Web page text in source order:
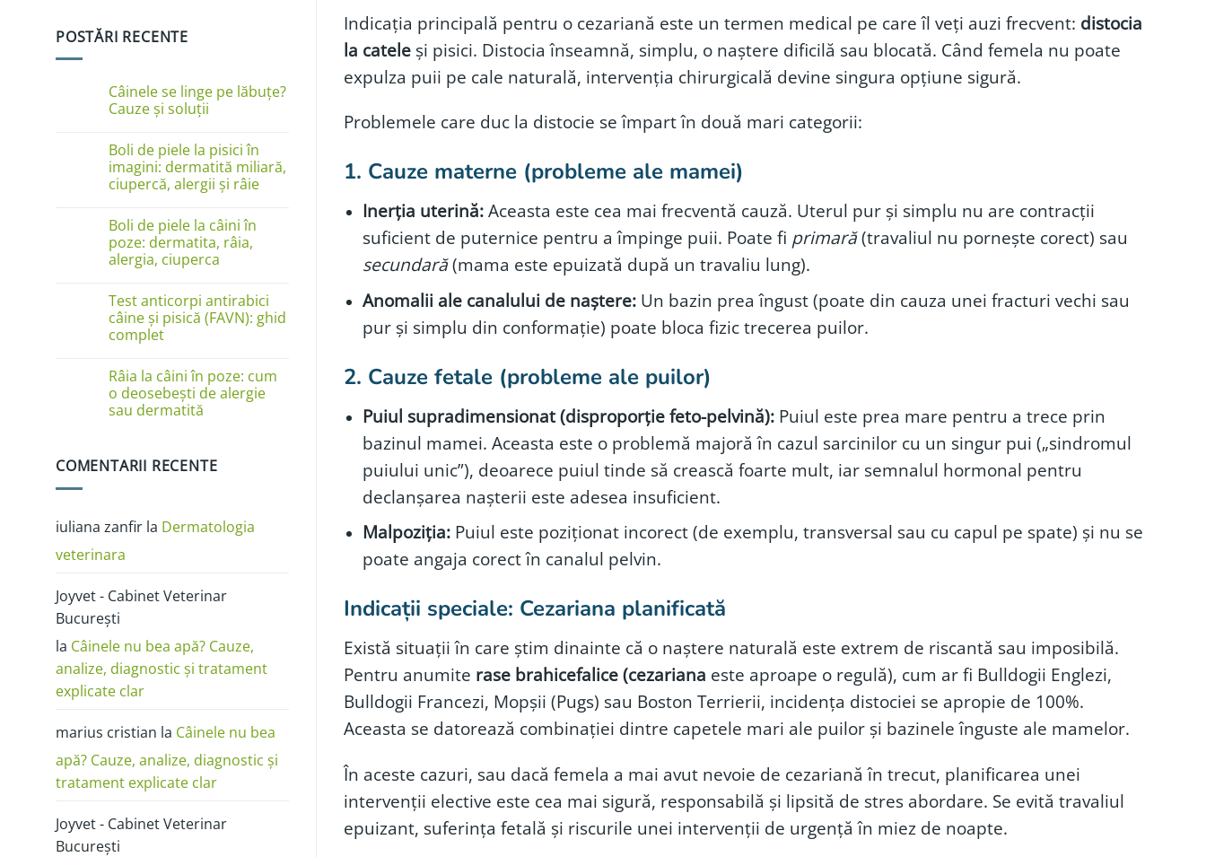
POSTĂRI RECENTE
Câinele se linge pe lăbuțe?
Cauze și soluții
comentariu
la
Câinele
se
linge
Cauze
și
soluții
Boli de piele la pisici în
imagini: dermatită miliară,
ciupercă, alergii și râie
comentariu
la
Boli
de
piele
în
imagini:
dermatită
miliară,
ciupercă,
și
râie
Boli de piele la câini în
poze: dermatita, râia,
alergia, ciuperca
la
Boli
de
piele
în
poze:
dermatita,
râia,
alergia,
Test anticorpi antirabici
câine și pisică (FAVN): ghid
complet
comentariu
la
Test
anticorpi
antirabici
(FAVN):
ghid
Râia la câini în poze: cum
o deosebești de alergie
sau dermatită
Râia
cum
o
de
dermatită
COMENTARII RECENTE
iuliana zanfir la Dermatologia
veterinara
Joyvet - Cabinet Veterinar
București
la Câinele nu bea apă? Cauze,
analize, diagnostic și tratament
explicate clar
marius cristian la Câinele nu bea
apă? Cauze, analize, diagnostic și
tratament explicate clar
Joyvet - Cabinet Veterinar
București
Indicația principală pentru o cezariană este un termen medical pe care îl veți auzi frecvent: distocia
la catele și pisici. Distocia înseamnă, simplu, o naștere dificilă sau blocată. Când femela nu poate
expulza puii pe cale naturală, intervenția chirurgicală devine singura opțiune sigură.
Problemele care duc la distocie se împart în două mari categorii:
1. Cauze materne (probleme ale mamei)
Inerția uterină:Aceasta este cea mai frecventă cauză. Uterul pur și simplu nu are contracții
suficient de puternice pentru a împinge puii. Poate fi primară(travaliul nu pornește corect) sau
secundară(mama este epuizată după un travaliu lung).
Anomalii ale canalului de naștere:Un bazin prea îngust (poate din cauza unei fracturi vechi sau
pur și simplu din conformație) poate bloca fizic trecerea puilor.
2. Cauze fetale (probleme ale puilor)
Puiul supradimensionat (disproporție feto-pelvină):Puiul este prea mare pentru a trece prin
bazinul mamei. Aceasta este o problemă majoră în cazul sarcinilor cu un singur pui („sindromul
puiului unic”), deoarece puiul tinde să crească foarte mult, iar semnalul hormonal pentru
declanșarea nașterii este adesea insuficient.
Malpoziția:Puiul este poziționat incorect (de exemplu, transversal sau cu capul pe spate) și nu se
poate angaja corect în canalul pelvin.
Indicații speciale: Cezariana planificată
Există situații în care știm dinainte că o naștere naturală este extrem de riscantă sau imposibilă.
Pentru anumite rase brahicefalice (cezariana este aproape o regulă), cum ar fi Bulldogii Englezi,
Bulldogii Francezi, Mopșii (Pugs) sau Boston Terrierii, incidența distociei se apropie de 100%.
Aceasta se datorează combinației dintre capetele mari ale puilor și bazinele înguste ale mamelor.
În aceste cazuri, sau dacă femela a mai avut nevoie de cezariană în trecut, planificarea unei
intervenții elective este cea mai sigură, responsabilă și lipsită de stres abordare. Se evită travaliul
epuizant, suferința fetală și riscurile unei intervenții de urgență în miez de noapte.